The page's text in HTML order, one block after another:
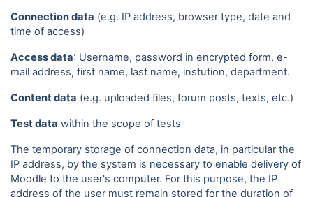
Connection data (e.g. IP address, browser type, date and
time of access)
Access data: Username, password in encrypted form, e-
mail address, first name, last name, instution, department.
Content data (e.g. uploaded files, forum posts, texts, etc.)
Test data within the scope of tests
The temporary storage of connection data, in particular the
IP address, by the system is necessary to enable delivery of
Moodle to the user's computer. For this purpose, the IP
address of the user must remain stored for the duration of